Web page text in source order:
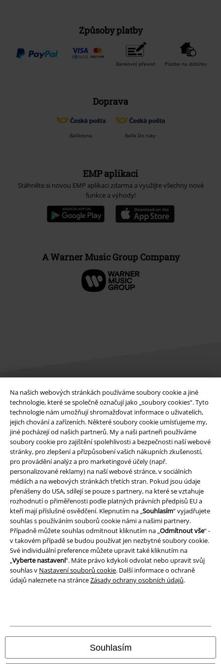
Na našich webových stránkách používáme soubory cookie a jiné
technologie, které se společně označují jako „soubory cookies“. Tyto
technologie nám umožňují shromažďovat informace o uživatelích,
jejich chování a zařízeních. Některé soubory cookie umísťujeme my,
jiné pocházejí od našich partnerů. My a naši partneři používáme
soubory cookie pro zajištění spolehlivosti a bezpečnosti naší webové
stránky, pro zlepšení a přizpůsobení vašich nákupních zkušeností,
pro provádění analýz a pro marketingové účely (např.
personalizované reklamy) na naší webové stránce, v sociálních
médiích a na webových stránkách třetích stran. Pokud jsou údaje
přenášeny do USA, sdílejí se pouze s partnery, na které se vztahuje
rozhodnutí o přiměřenosti podle platných právních předpisů EU a
kteří mají příslušné osvědčení. Klepnutím na „Souhlasím“ vyjadřujete
souhlas s používáním souborů cookie námi a našimi partnery.
Případně můžete souhlas odmítnout kliknutím na „Odmítnout vše“ -
v takovém případě se budou používat jen nezbytné soubory cookie.
Své individuální preference můžete upravit také kliknutím na
„Vyberte nastavení“. Máte právo kdykoli odvolat nebo upravit svůj
souhlas v Nastavení souborů cookie. Další informace o ochraně
údajů naleznete na stránceZásady ochrany osobních údajů.
Souhlasím
Způsoby platby
Bankovní převod Platba na dobírku
Doprava
Balíkovna Balík Do ruky
EMP aplikaci
Stáhněte si novou EMP aplikaci zdarma a využijte všechny nové
funkce a výhody!
A Warner Music Group Company
Právní informace
Podmínky
Prohlášení
Ochrana osobních údajů
Likvidace odpadu a ochrana životního prostředí
Prohlášení o shodě
Informace o přístupnosti
Nastavení souborů cookie
Odstoupení od smlouvy
Naše online obchody